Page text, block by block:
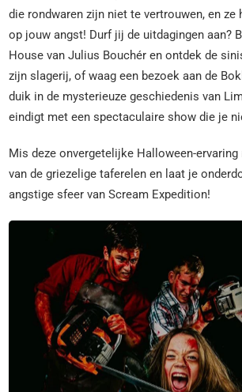
die rondwaren zijn niet te vertrouwen, en ze
op jouw angst! Durf jij de uitdagingen aan?
House van Julius Bouchér en ontdek de
zijn slagerij, of waag een bezoek aan de
duik in de mysterieuze geschiedenis van
eindigt met een spectaculaire show die je
Mis deze onvergetelijke Halloween-
van de griezelige taferelen en laat je
angstige sfeer van Scream Expedition!